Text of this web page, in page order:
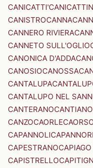
CANICATTI'
CANISTROCANNA
CANNERO RIVIERA
CANNETO SULL'OGLIO
CANONICA D'ADDA
CANOSIOCANOSSA
CANTALUPA
CANTALUPO NEL
CANTERANOCANTIANO
CANZOCAORLE
CAPANNOLICAPANNORI
CAPESTRANO
CAPISTRELLO